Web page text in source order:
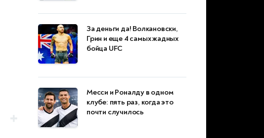
За деньги да! Волкановски,
Грин и еще 4 самых жадных
бойца UFC
Месси и Роналду в одном
клубе: пять раз, когда это
почти случилось